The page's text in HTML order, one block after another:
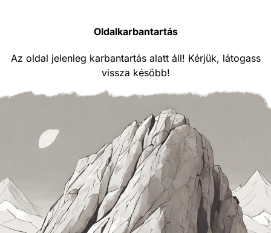
Oldalkarbantartás
Az oldal jelenleg karbantartás alatt áll! Kérjük, látogass
vissza később!